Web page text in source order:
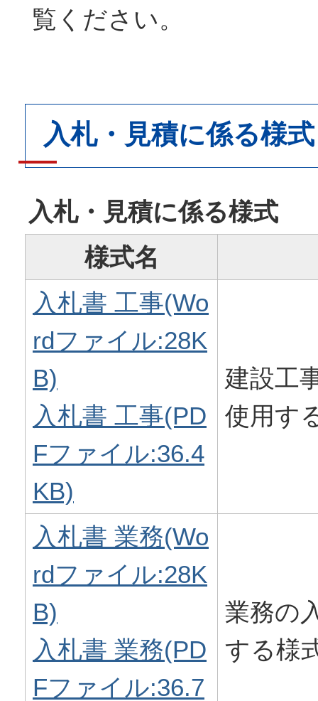
覧ください。
入札・見積に係る様式
入札・見積に係る様式
様式名
入札書 工事(Wo
rdファイル:28K
B)
入札書 工事(PD
Fファイル:36.4
KB)
建設工
使用す
入札書 業務(Wo
rdファイル:28K
B)
入札書 業務(PD
Fファイル:36.7
業務の
する様